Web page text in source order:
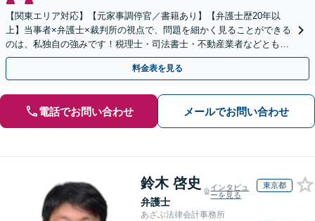
【関東エリア対応】【元家事調停官／書籍あり】【弁護士歴20年以
上】当事者×弁護士×裁判所の視点で、問題を細かく見ることができる
のは、私独自の強みです！税理士・司法書士・不動産業者などとも連
携。地元密着で、親切＆丁寧にお悩みに寄り添います。
料金表を見る
電話でお問い合わせ メールでお問い合わせ
鈴木 啓史
弁護士
インタビュ
ーを見る
東京都
あざぶ法律会計事務所